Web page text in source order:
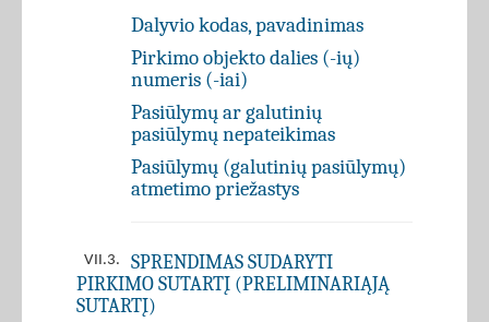
Dalyvio kodas, pavadinimas
Pirkimo objekto dalies (-ių)
numeris (-iai)
Pasiūlymų ar galutinių
pasiūlymų nepateikimas
Pasiūlymų (galutinių pasiūlymų)
atmetimo priežastys
VII.3.
SPRENDIMAS SUDARYTI
PIRKIMO SUTARTĮ (PRELIMINARIĄJĄ
SUTARTĮ)